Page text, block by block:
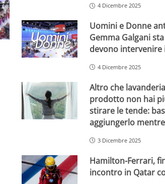
4 Dicembre 2025
Uomini e Donne
Gemma Galgani
devono intervenire
4 Dicembre 2025
Altro che
prodotto non hai
stirare le tende:
aggiungerlo
3 Dicembre 2025
Hamilton-Ferrari,
incontro in Qatar